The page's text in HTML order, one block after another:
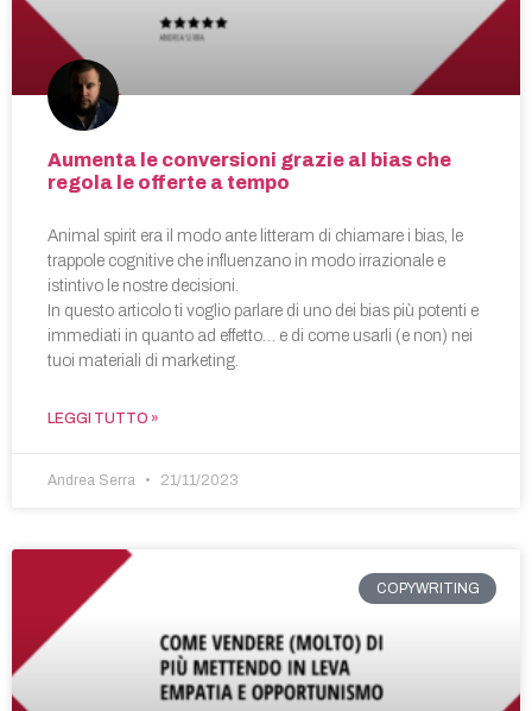
Aumenta le conversioni grazie al bias che
regola le offerte a tempo
Animal spirit era il modo ante litteram di chiamare i bias, le
trappole cognitive che influenzano in modo irrazionale e
istintivo le nostre decisioni.
In questo articolo ti voglio parlare di uno dei bias più potenti e
immediati in quanto ad effetto… e di come usarli (e non) nei
tuoi materiali di marketing.
LEGGI TUTTO »
Andrea Serra 21/11/2023
COPYWRITING